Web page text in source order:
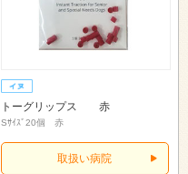
トーグリップス 赤
Sｻｲｽﾞ20個 赤
取扱い病院